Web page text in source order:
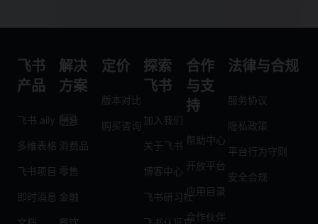
飞书
产品
飞书 aily
多维表格
飞书项目
即时消息
解决
方案
制造
消费品
零售
金融
定价
版本对比
购买咨询
探索
飞书
加入我们
关于飞书
博客中心
飞书研习社
合作
与支
持
帮助中心
开放平台
应用目录
合作伙伴
法律与合规
服务协议
隐私政策
平台行为守则
安全合规